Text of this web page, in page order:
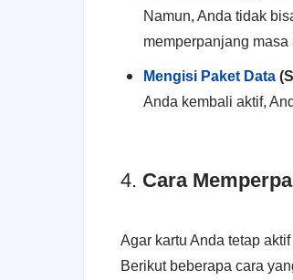
Namun, Anda tidak
memperpanjang masa
Mengisi Paket Data
Anda kembali aktif,
4. Cara
Agar kartu Anda tetap
Berikut beberapa cara